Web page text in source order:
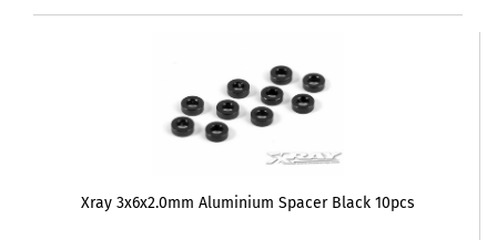
Xray 3x6x2.0mm Aluminium Spacer Black 10pcs